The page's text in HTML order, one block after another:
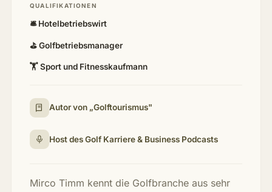
QUALIFIKATIONEN
🛎️ Hotelbetriebswirt
⛳ Golfbetriebsmanager
🏋️ Sport und Fitnesskaufmann
Autor von „Golftourismus"
Host des Golf Karriere & Business Podcasts
Mirco Timm kennt die Golfbranche aus sehr